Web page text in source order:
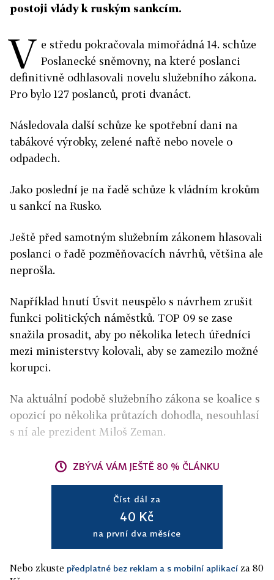
postoji vlády k ruským sankcím.
V e středu pokračovala mimořádná 14. schůze
Poslanecké sněmovny, na které poslanci
definitivně odhlasovali novelu služebního zákona.
Pro bylo 127 poslanců, proti dvanáct.
Následovala další schůze ke spotřební dani na
tabákové výrobky, zelené naftě nebo novele o
odpadech.
Jako poslední je na řadě schůze k vládním krokům
u sankcí na Rusko.
Ještě před samotným služebním zákonem hlasovali
poslanci o řadě pozměňovacích návrhů, většina ale
neprošla.
Například hnutí Úsvit neuspělo s návrhem zrušit
funkci politických náměstků. TOP 09 se zase
snažila prosadit, aby po několika letech úředníci
mezi ministerstvy kolovali, aby se zamezilo možné
korupci.
Na aktuální podobě služebního zákona se koalice s
opozicí po několika průtazích dohodla, nesouhlasí
s ní ale prezident Miloš Zeman.
ZBÝVÁ VÁM JEŠTĚ 80 % ČLÁNKU
Číst dál za
40 Kč
na první dva měsíce
Nebo zkuste předplatné bez reklam a s mobilní aplikací za 80